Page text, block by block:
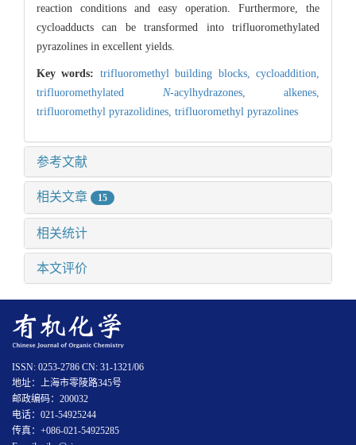
reaction conditions and easy operation. Furthermore, the
cycloadducts can be transformed into trifluoromethylated
pyrazolines in excellent yields.
Key words: trifluoromethyl building blocks,cycloaddition,
trifluoromethylated N-acylhydrazones, alkenes,
trifluoromethyl pyrazolidines, trifluoromethyl pyrazolines
参考文献
相关文章 15
相关统计
本文评价
ISSN: 0253-2786 CN: 31-1321/06
地址：上海市零陵路345号
邮政编码：200032
电话：021-54925244
传真：+086-021-54925285